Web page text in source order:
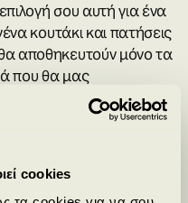
cookies
σου αυτή για ένα
κουτάκι και πατήσεις
αποθηκευτούν μόνο τα
που θα μας
Αλλαγή επιλογών –
ανά πάσα στιγμή να
σημείο κάθε σελίδας